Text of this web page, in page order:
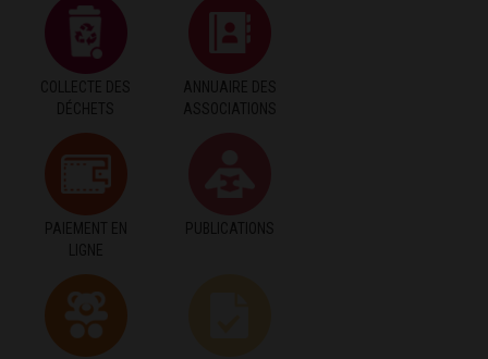
COLLECTE DES
DÉCHETS
ANNUAIRE DES
ASSOCIATIONS
PAIEMENT EN
LIGNE
PUBLICATIONS